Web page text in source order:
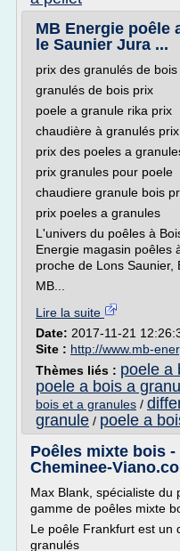
MB Energie poêle
le Saunier Jura ...
prix des granulés de bois
granulés de bois prix
poele a granule rika prix
chaudière à granulés prix
prix des poeles a
prix granules pour poele
chaudiere granule bois
prix poeles a granules
L'univers du poêles à
Energie magasin poêles
proche de Lons Saunier,
MB...
Lire la suite
Date: 2017-11-21
Site : http://www.mb-
Thèmes liés : poele a
poele a bois a
bois et a granules /
granule / poele a
Poêles mixte bois
Cheminee-
Max Blank, spécialiste du
gamme de poêles mixte
Le poêle Frankfurt est un
granulés